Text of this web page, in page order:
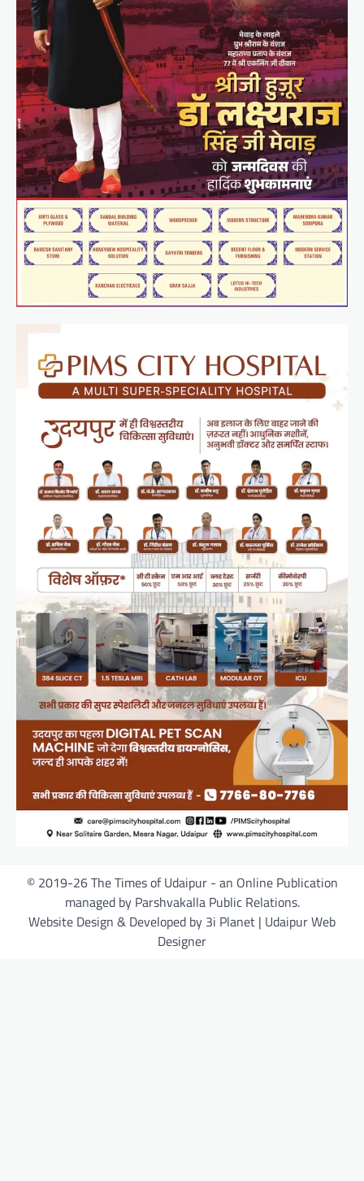
© 2019-26 The Times of Udaipur - an Online Publication
managed by Parshvakalla Public Relations.
Website Design & Developed by 3i Planet | Udaipur Web
Designer